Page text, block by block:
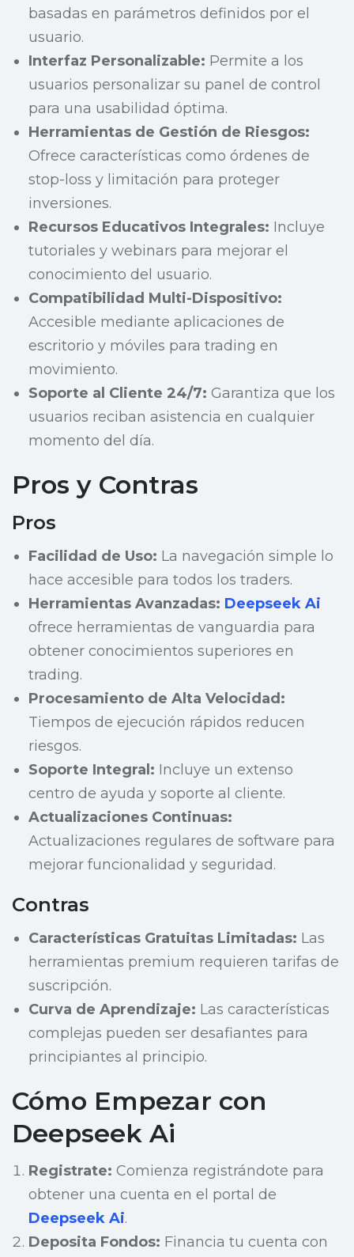
basadas en parámetros definidos por el
usuario.
Interfaz Personalizable: Permite a los
usuarios personalizar su panel de control
para una usabilidad óptima.
Herramientas de Gestión de Riesgos:
Ofrece características como órdenes de
stop-loss y limitación para proteger
inversiones.
Recursos Educativos Integrales: Incluye
tutoriales y webinars para mejorar el
conocimiento del usuario.
Compatibilidad Multi-Dispositivo:
Accesible mediante aplicaciones de
escritorio y móviles para trading en
movimiento.
Soporte al Cliente 24/7: Garantiza que los
usuarios reciban asistencia en cualquier
momento del día.
Pros y Contras
Pros
Facilidad de Uso: La navegación simple lo
hace accesible para todos los traders.
Herramientas Avanzadas: Deepseek Ai
ofrece herramientas de vanguardia para
obtener conocimientos superiores en
trading.
Procesamiento de Alta Velocidad:
Tiempos de ejecución rápidos reducen
riesgos.
Soporte Integral: Incluye un extenso
centro de ayuda y soporte al cliente.
Actualizaciones Continuas:
Actualizaciones regulares de software para
mejorar funcionalidad y seguridad.
Contras
Características Gratuitas Limitadas: Las
herramientas premium requieren tarifas de
suscripción.
Curva de Aprendizaje: Las características
complejas pueden ser desafiantes para
principiantes al principio.
Cómo Empezar con
Deepseek Ai
Registrate: Comienza registrándote para
obtener una cuenta en el portal de
Deepseek Ai.
Deposita Fondos: Financia tu cuenta con